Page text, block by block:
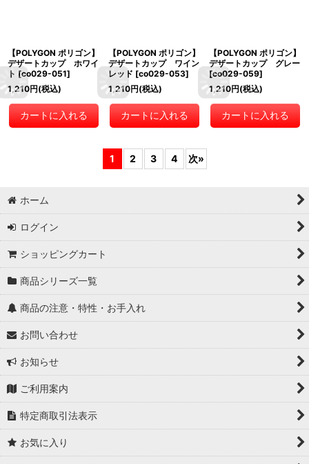
【POLYGON ポリゴン】
デザートカップ ホワイ
ト [co029-051]
1,210円(税込)
カートに入れる
【POLYGON ポリゴン】
デザートカップ ワイン
レッド [co029-053]
1,210円(税込)
カートに入れる
【POLYGON ポリゴン】
デザートカップ グレー
[co029-059]
1,210円(税込)
カートに入れる
1 2 3 4 次»
ホーム
ログイン
ショッピングカート
商品シリーズ一覧
商品の注意・特性・お手入れ
お問い合わせ
お知らせ
ご利用案内
特定商取引法表示
お気に入り